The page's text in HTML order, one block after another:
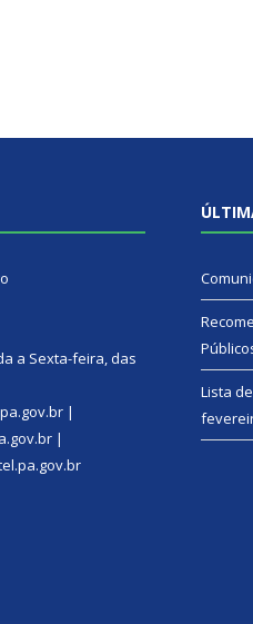
a Sexta-feira, das
|
|
Lista